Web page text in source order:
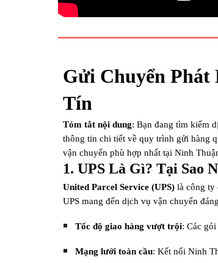
Gửi Chuyển Phát
Tín
Tóm tắt nội dung: Bạn đang tìm kiếm
thông tin chi tiết về quy trình gửi hàng
vận chuyển phù hợp nhất tại Ninh
1. UPS Là Gì? Tại Sao
United Parcel Service (UPS)là công ty
UPS mang đến dịch vụ vận chuyển
Tốc độ giao hàng vượt trội: Các
Mạng lưới toàn cầu: Kết nối Ninh